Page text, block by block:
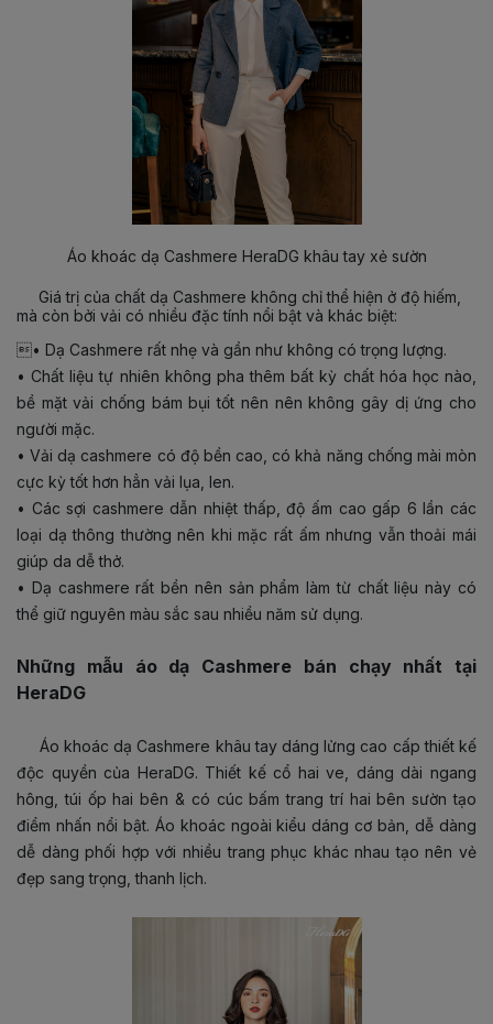
Áo khoác dạ Cashmere HeraDG khâu tay xẻ sườn
Giá trị của chất dạ Cashmere không chỉ thể hiện ở độ hiếm,
mà còn bởi vải có nhiều đặc tính nổi bật và khác biệt:
• Dạ Cashmere rất nhẹ và gần như không có trọng lượng.
• Chất liệu tự nhiên không pha thêm bất kỳ chất hóa học nào,
bề mặt vải chống bám bụi tốt nên nên không gây dị ứng cho
người mặc.
•Vải dạ cashmere có độ bền cao, có khả năng chống mài mòn
cực kỳ tốt hơn hẳn vải lụa, len.
• Các sợi cashmere dẫn nhiệt thấp, độ ấm cao gấp 6 lần các
loại dạ thông thường nên khi mặc rất ấm nhưng vẫn thoải mái
giúp da dễ thở.
• Dạ cashmere rất bền nên sản phẩm làm từ chất liệu này có
thể giữ nguyên màu sắc sau nhiều năm sử dụng.
Những mẫu áo dạ Cashmere bán chạy nhất tại
HeraDG
Áo khoác dạ Cashmere khâu tay dáng lửng cao cấp thiết kế
độc quyền của HeraDG. Thiết kế cổ hai ve, dáng dài ngang
hông, túi ốp hai bên & có cúc bấm trang trí hai bên sườn tạo
điểm nhấn nổi bật. Áo khoác ngoài kiểu dáng cơ bản, dễ dàng
dễ dàng phối hợp với nhiều trang phục khác nhau tạo nên vẻ
đẹp sang trọng, thanh lịch.